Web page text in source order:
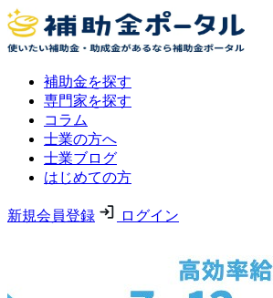
補助金を探す
専門家を探す
コラム
士業の方へ
士業ブログ
はじめての方
新規会員登録 ログイン